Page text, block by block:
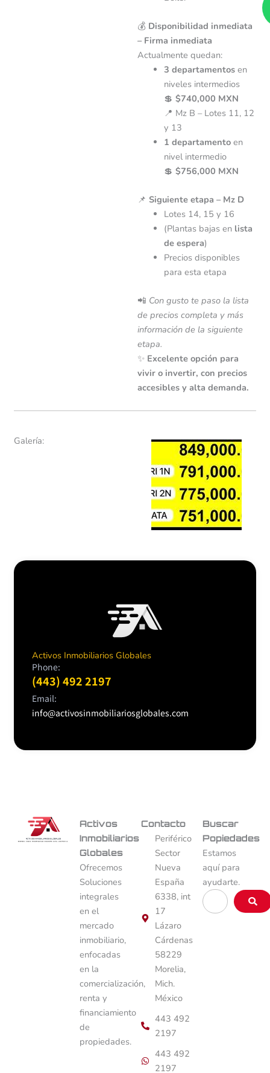
💰 Disponibilidad inmediata
– Firma inmediata
Actualmente quedan:
3 departamentosen
niveles intermedios
💲 $740,000 MXN
📍 Mz B – Lotes 11, 12
y 13
1 departamentoen
nivel intermedio
💲 $756,000 MXN
📌 Siguiente etapa – Mz D
Lotes 14, 15 y 16
(Plantas bajas en lista
de espera)
Precios disponibles
para esta etapa
📲 Con gusto te paso la lista
de precios completa y más
información de la siguiente
etapa.
✨ Excelente opción para
vivir o invertir, con precios
accesibles y alta demanda.
Galería:
Activos Inmobiliarios Globales
Phone:
(443) 492 2197
Email:
info@activosinmobiliariosglobales.com
Activos
Inmobiliarios
Globales
Ofrecemos
Soluciones
integrales
en el
mercado
inmobiliario,
enfocadas
en la
comercialización,
renta y
financiamiento
de
propiedades.
Contacto
Periférico
Sector
Nueva
España
6338, int
17
Lázaro
Cárdenas
58229
Morelia,
Mich.
México
443 492
2197
443 492
2197
Buscar
Popiedades
Estamos
aquí para
ayudarte.
Buscar
…